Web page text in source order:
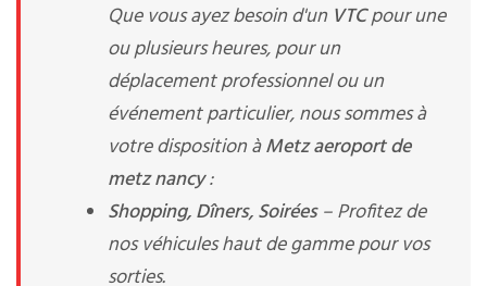
Que vous ayez besoin d'un VTCpour une
ou plusieurs heures, pour un
déplacement professionnel ou un
événement particulier, nous sommes à
votre disposition àMetz aeroport de
metz nancy:
Shopping, Dîners, Soirées– Profitez de
nos véhicules haut de gamme pour vos
sorties.